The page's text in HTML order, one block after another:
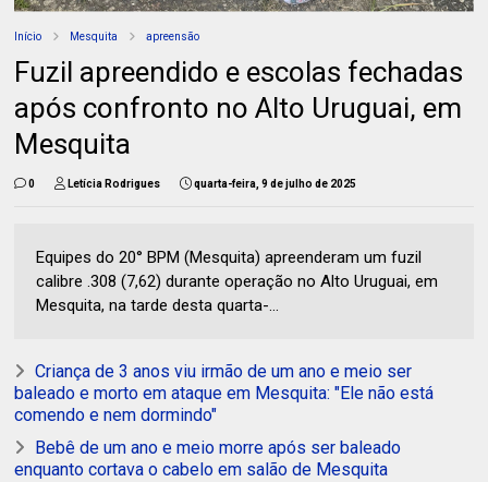
Início Mesquita apreensão
Fuzil apreendido e escolas fechadas
após confronto no Alto Uruguai, em
Mesquita
0 Letícia Rodrigues quarta-feira, 9 de julho de 2025
Equipes do 20° BPM (Mesquita) apreenderam um fuzil
calibre .308 (7,62) durante operação no Alto Uruguai, em
Mesquita, na tarde desta quarta-...
Criança de 3 anos viu irmão de um ano e meio ser
baleado e morto em ataque em Mesquita: "Ele não está
comendo e nem dormindo"
Bebê de um ano e meio morre após ser baleado
enquanto cortava o cabelo em salão de Mesquita